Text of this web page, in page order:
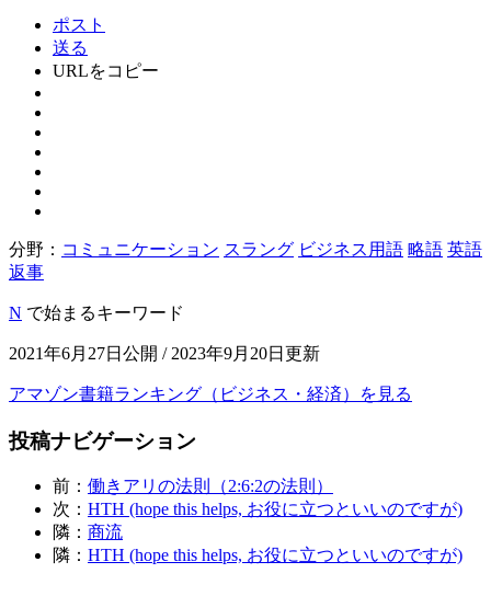
ポスト
送る
URLをコピー
分野： コミュニケーション スラング ビジネス用語 略語 英語
返事
N で始まるキーワード
2021年6月27日公開 / 2023年9月20日更新
アマゾン書籍ランキング（ビジネス・経済）を見る
投稿ナビゲーション
前： 働きアリの法則（2:6:2の法則）
次： HTH (hope this helps, お役に立つといいのですが)
隣： 商流
隣： HTH (hope this helps, お役に立つといいのですが)